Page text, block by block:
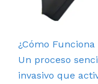
¿Cómo
Un proceso
invasivo que